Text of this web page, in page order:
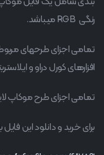
رنگی RGB میباشد.
تمامی اجزای طرحهای مربوط
افزارهای کورل دراو و
تمامی اجزای طرح موکاپ
برای خرید و دانلود این فایل